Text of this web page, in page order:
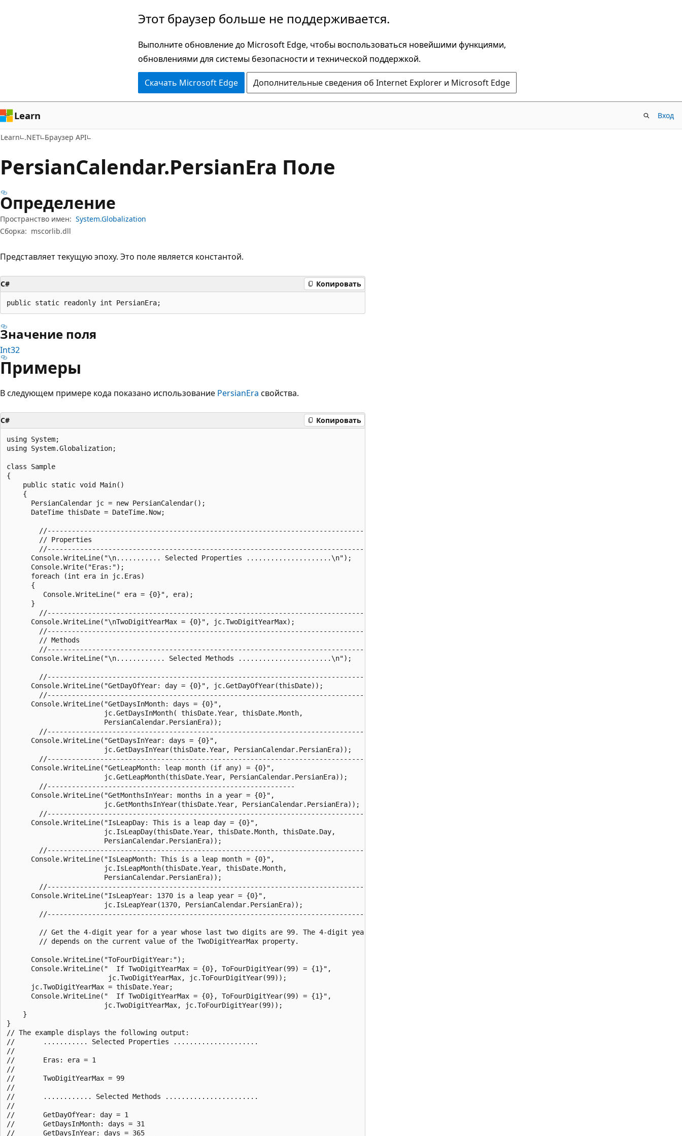
Этот браузер больше не поддерживается.
Выполните обновление до Microsoft Edge, чтобы воспользоваться новейшими функциями,
обновлениями для системы безопасности и технической поддержкой.
Скачать Microsoft Edge Дополнительные сведения об Internet Explorer и Microsoft Edge
Learn Вход
Learn .NET Браузер API
PersianCalendar.PersianEra Поле
Определение
Пространство имен: System.Globalization
Сборка: mscorlib.dll
Представляет текущую эпоху. Это поле является константой.
C# Копировать
public static readonly int PersianEra;
Значение поля
Int32
Примеры
В следующем примере кода показано использование PersianEra свойства.
C# Копировать
using System;
using System.Globalization;
class Sample
{
    public static void Main()
    {
      PersianCalendar jc = new PersianCalendar();
      DateTime thisDate = DateTime.Now;
        //--------------------------------------------------------------------------------
        // Properties
        //--------------------------------------------------------------------------------
      Console.WriteLine("\n........... Selected Properties .....................\n");
      Console.Write("Eras:");
      foreach (int era in jc.Eras)
      {
         Console.WriteLine(" era = {0}", era);
      }
        //--------------------------------------------------------------------------------
      Console.WriteLine("\nTwoDigitYearMax = {0}", jc.TwoDigitYearMax);
        //--------------------------------------------------------------------------------
        // Methods
        //--------------------------------------------------------------------------------
      Console.WriteLine("\n............ Selected Methods .......................\n");
        //--------------------------------------------------------------------------------
      Console.WriteLine("GetDayOfYear: day = {0}", jc.GetDayOfYear(thisDate));
        //--------------------------------------------------------------------------------
      Console.WriteLine("GetDaysInMonth: days = {0}",
                        jc.GetDaysInMonth( thisDate.Year, thisDate.Month,
                        PersianCalendar.PersianEra));
        //--------------------------------------------------------------------------------
      Console.WriteLine("GetDaysInYear: days = {0}",
                        jc.GetDaysInYear(thisDate.Year, PersianCalendar.PersianEra));
        //--------------------------------------------------------------------------------
      Console.WriteLine("GetLeapMonth: leap month (if any) = {0}",
                        jc.GetLeapMonth(thisDate.Year, PersianCalendar.PersianEra));
        //-------------------------------------------------------------
      Console.WriteLine("GetMonthsInYear: months in a year = {0}",
                        jc.GetMonthsInYear(thisDate.Year, PersianCalendar.PersianEra));
        //--------------------------------------------------------------------------------
      Console.WriteLine("IsLeapDay: This is a leap day = {0}",
                        jc.IsLeapDay(thisDate.Year, thisDate.Month, thisDate.Day,
                        PersianCalendar.PersianEra));
        //--------------------------------------------------------------------------------
      Console.WriteLine("IsLeapMonth: This is a leap month = {0}",
                        jc.IsLeapMonth(thisDate.Year, thisDate.Month,
                        PersianCalendar.PersianEra));
        //--------------------------------------------------------------------------------
      Console.WriteLine("IsLeapYear: 1370 is a leap year = {0}",
                        jc.IsLeapYear(1370, PersianCalendar.PersianEra));
        //--------------------------------------------------------------------------------
        // Get the 4-digit year for a year whose last two digits are 99. The 4-digit year
        // depends on the current value of the TwoDigitYearMax property.
      Console.WriteLine("ToFourDigitYear:");
      Console.WriteLine("  If TwoDigitYearMax = {0}, ToFourDigitYear(99) = {1}",
                         jc.TwoDigitYearMax, jc.ToFourDigitYear(99));
      jc.TwoDigitYearMax = thisDate.Year;
      Console.WriteLine("  If TwoDigitYearMax = {0}, ToFourDigitYear(99) = {1}",
                        jc.TwoDigitYearMax, jc.ToFourDigitYear(99));
    }
}
// The example displays the following output:
//       ........... Selected Properties .....................
//
//       Eras: era = 1
//
//       TwoDigitYearMax = 99
//
//       ............ Selected Methods .......................
//
//       GetDayOfYear: day = 1
//       GetDaysInMonth: days = 31
//       GetDaysInYear: days = 365